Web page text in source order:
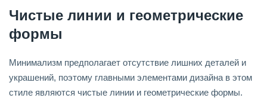
Чистые линии и геометрические
формы
Минимализм предполагает отсутствие лишних деталей и
украшений, поэтому главными элементами дизайна в этом
стиле являются чистые линии и геометрические формы.